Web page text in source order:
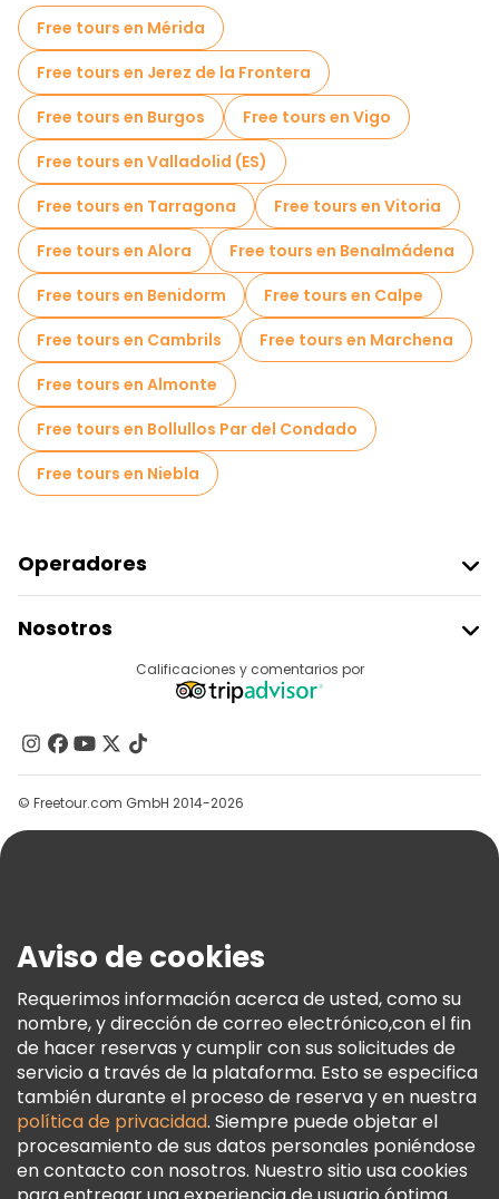
Free tour por el casco antiguo en Girona
Free tours cerca Cathedral of Girona
Free tours en Mérida
Free tours en Jerez de la Frontera
Free tours en Burgos
Free tours en Vigo
Free tours en Valladolid (ES)
Free tours en Tarragona
Free tours en Vitoria
Free tours en Alora
Free tours en Benalmádena
Free tours en Benidorm
Free tours en Calpe
Free tours en Cambrils
Free tours en Marchena
Free tours en Almonte
Free tours en Bollullos Par del Condado
Free tours en Niebla
Operadores
Acceder Como Proveedor
Programa De Afiliados
Nosotros
Contacto
Grupos
Ayuda
Términos E Información Legal
Política De Cookies
Freetour Premios
Programa De Fidelidad
Calificaciones y comentarios por
© Freetour.com GmbH 2014-2026
Aviso de cookies
Requerimos información acerca de usted, como su
nombre, y dirección de correo electrónico,con el fin
de hacer reservas y cumplir con sus solicitudes de
servicio a través de la plataforma. Esto se especifica
también durante el proceso de reserva y en nuestra
política de privacidad. Siempre puede objetar el
procesamiento de sus datos personales poniéndose
en contacto con nosotros. Nuestro sitio usa cookies